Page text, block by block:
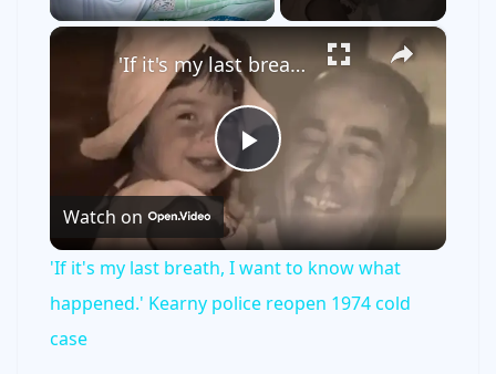
×
P
l
a
'If it's my last breath, I want to know what happened.' Kearny police reopen 1974 cold case
Watch on
'If it's my last breath, I want to know what
happened.' Kearny police reopen 1974 cold
case